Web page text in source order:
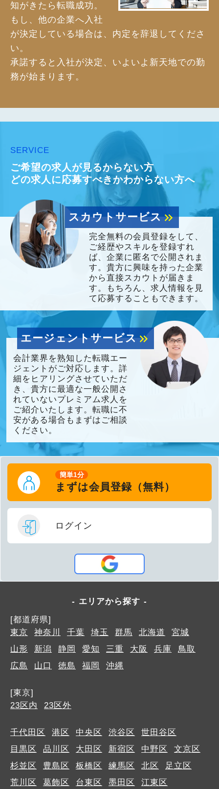
知がきたら転職成功。
もし、他の企業へ入社
が決定している場合は、内定を辞退してくださ
い。
承諾すると入社が決定、いよいよ新天地での勤
務が始まります。
SERVICE
ご希望の求人が見るからない方
どの求人に応募すべきかわからない方へ
スカウトサービスkeyboard_double_arrow_right
完全無料の会員登録をして、
ご経歴やスキルを登録すれ
ば、企業に匿名で公開されま
す。貴方に興味を持った企業
から直接スカウトが届きま
す。もちろん、求人情報を見
て応募することもできます。
エージェントサービスkeyboard_double_arrow_right
会計業界を熟知した転職エー
ジェントがご対応します。詳
細をヒアリングさせていただ
き、貴方に最適な一般公開さ
れていないプレミアム求人を
ご紹介いたします。転職に不
安がある場合もまずはご相談
ください。
簡単1分
まずは会員登録（無料）
ログイン
エリアから探す
[都道府県]
東京
神奈川 千葉 埼玉 群馬 北海道
宮城
山形
新潟 静岡 愛知 三重 大阪 兵庫
鳥取
広島
山口 徳島 福岡 沖縄
[東京]
23区内
23区外
千代田区 港区 中央区 渋谷区
世田谷区
目黒区
品川区 大田区 新宿区 中野区
文京区
杉並区
豊島区 板橋区 練馬区 北区
足立区
荒川区
葛飾区 台東区 墨田区
江東区